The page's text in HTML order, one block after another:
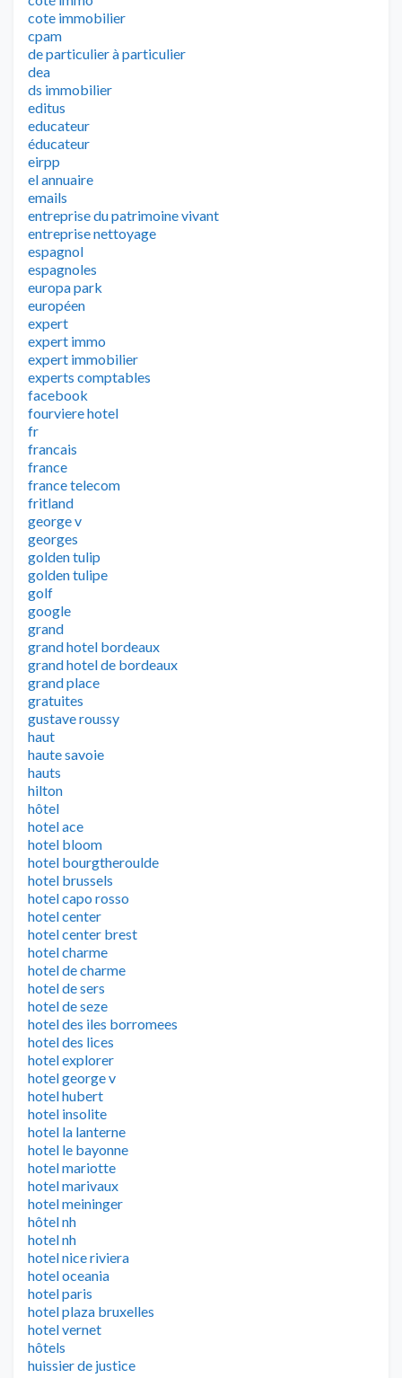
cote immobilier
cpam
de particulier à particulier
dea
ds immobilier
editus
educateur
éducateur
eirpp
el annuaire
emails
entreprise du patrimoine vivant
entreprise nettoyage
espagnol
espagnoles
europa park
européen
expert
expert immo
expert immobilier
experts comptables
facebook
fourviere hotel
fr
francais
france
france telecom
fritland
george v
georges
golden tulip
golden tulipe
golf
google
grand
grand hotel bordeaux
grand hotel de bordeaux
grand place
gratuites
gustave roussy
haut
haute savoie
hauts
hilton
hôtel
hotel ace
hotel bloom
hotel bourgtheroulde
hotel brussels
hotel capo rosso
hotel center
hotel center brest
hotel charme
hotel de charme
hotel de sers
hotel de seze
hotel des iles borromees
hotel des lices
hotel explorer
hotel george v
hotel hubert
hotel insolite
hotel la lanterne
hotel le bayonne
hotel mariotte
hotel marivaux
hotel meininger
hôtel nh
hotel nh
hotel nice riviera
hotel oceania
hotel paris
hotel plaza bruxelles
hotel vernet
hôtels
huissier de justice